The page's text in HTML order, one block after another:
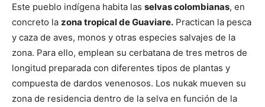
Este pueblo indígena habita las selvas colombianas, en
concreto la zona tropical de Guaviare. Practican la pesca
y caza de aves, monos y otras especies salvajes de la
zona. Para ello, emplean su cerbatana de tres metros de
longitud preparada con diferentes tipos de plantas y
compuesta de dardos venenosos. Los nukak mueven su
zona de residencia dentro de la selva en función de la